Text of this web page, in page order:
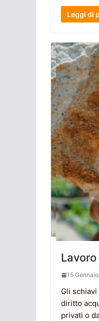
Leggi di
15
Gli
diritto
privati o